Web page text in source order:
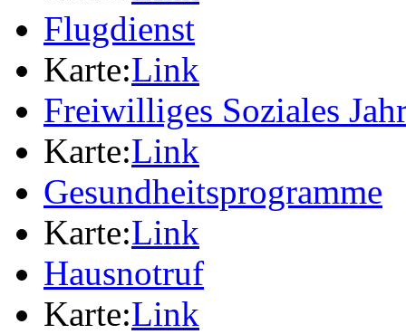
Flugdienst
Karte:Link
Freiwilliges Soziales
Karte:Link
Gesundheitsprogramme
Karte:Link
Hausnotruf
Karte:Link